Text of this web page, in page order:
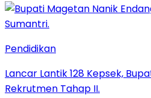
Pendidikan
Lancar Lantik 128 Kepsek,
Rekrutmen Tahap II.